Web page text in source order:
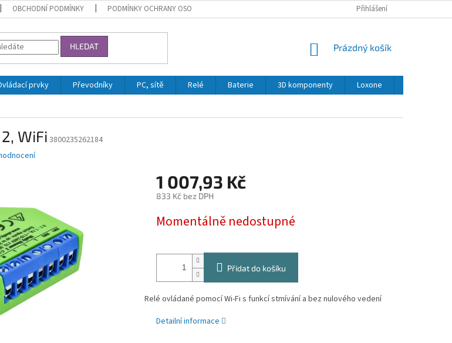
OBCHODNÍ PODMÍNKY PODMÍNKY OCHRANY OSOBNÍCH ÚDAJŮ Přihlášení
HLEDAT
NÁKUPNÍ
Prázdný košík
prvky Převodníky PC, sítě Relé Baterie 3D komponenty Loxone
WiFi 3800235262184
1 007,93 Kč
833 Kč bez DPH
cena:
Momentálně nedostupné
Přidat do košíku
Relé ovládané pomocí Wi-Fi s funkcí stmívání a bez nulového vedení
Detailní informace